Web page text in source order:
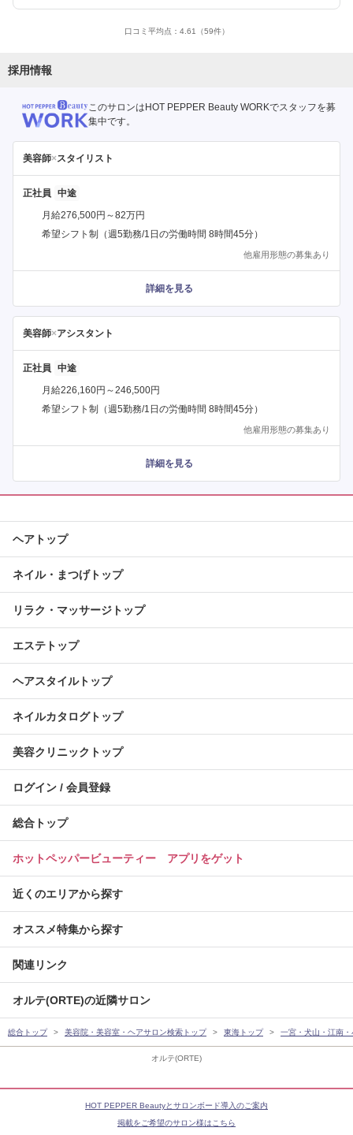
オルテ(ORTE)
口コミ平均点： 4.61 （59件）
採用情報
このサロンはHOT PEPPER Beauty WORKでスタッフを募
集中です。
美容師×スタイリスト
正社員
月給276,500円～82万円
希望シフト制（週5勤務/1日の労働時間 8時間45分）
他雇用形態の募集あり
詳細を見る
美容師×アシスタント
正社員
月給226,160円～246,500円
希望シフト制（週5勤務/1日の労働時間 8時間45分）
他雇用形態の募集あり
詳細を見る
ヘアトップ
ネイル・まつげトップ
リラク・マッサージトップ
エステトップ
ヘアスタイルトップ
ネイルカタログトップ
美容クリニックトップ
ログイン / 会員登録
総合トップ
ホットペッパービューティー アプリをゲット
近くのエリアから探す
オススメ特集から探す
関連リンク
オルテ(ORTE)の近隣サロン
総合トップ 美容院・美容室・ヘアサロン検索トップ 東海トップ 一宮・犬山・江南
HOT PEPPER Beautyとサロンボード導入のご案内
掲載をご希望のサロン様はこちら